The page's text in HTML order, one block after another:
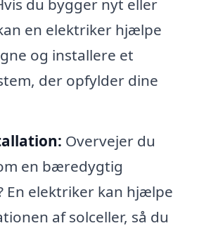
du bygger nyt eller
en elektriker hjælpe
og installere et
der opfylder dine
Overvejer du
en bæredygtig
En elektriker kan hjælpe
af solceller, så du